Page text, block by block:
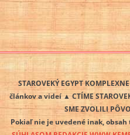
STAROVEKÝ EGYPT
článkov a videí ▲ CTÍME
SME ZVOLILI
Pokiaľ nie je uvedené inak,